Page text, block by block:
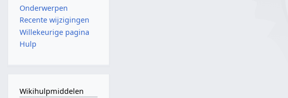
Onderwerpen
Recente wijzigingen
Willekeurige pagina
Hulp
Wikihulpmiddelen